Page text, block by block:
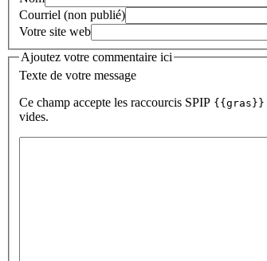
Courriel (non publié)
Votre site web
Ajoutez votre commentaire ici
Texte de votre message
Ce champ accepte les raccourcis SPIP {{gras}}
vides.